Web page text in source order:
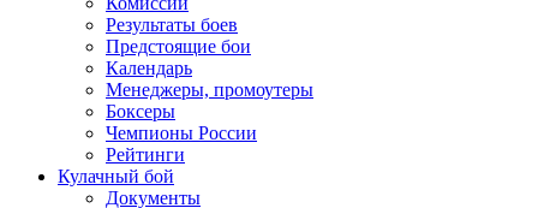
Результаты боев
Предстоящие бои
Календарь
Менеджеры, промоутеры
Боксеры
Чемпионы России
Рейтинги
Кулачный бой
Документы